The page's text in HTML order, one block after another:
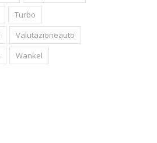
Turbo
Valutazioneauto
Wankel